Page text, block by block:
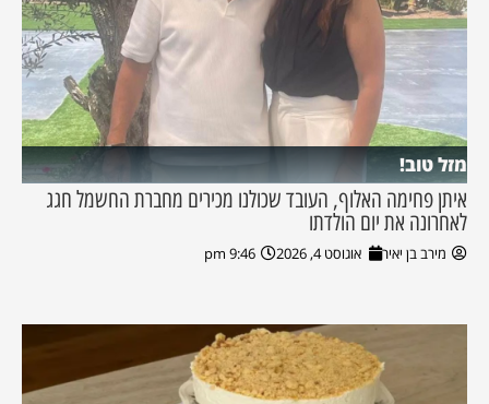
מזל טוב!
איתן פחימה האלוף, העובד שכולנו מכירים מחברת החשמל חגג
לאחרונה את יום הולדתו
מירב בן יאיר אוגוסט 4, 2026 9:46 pm